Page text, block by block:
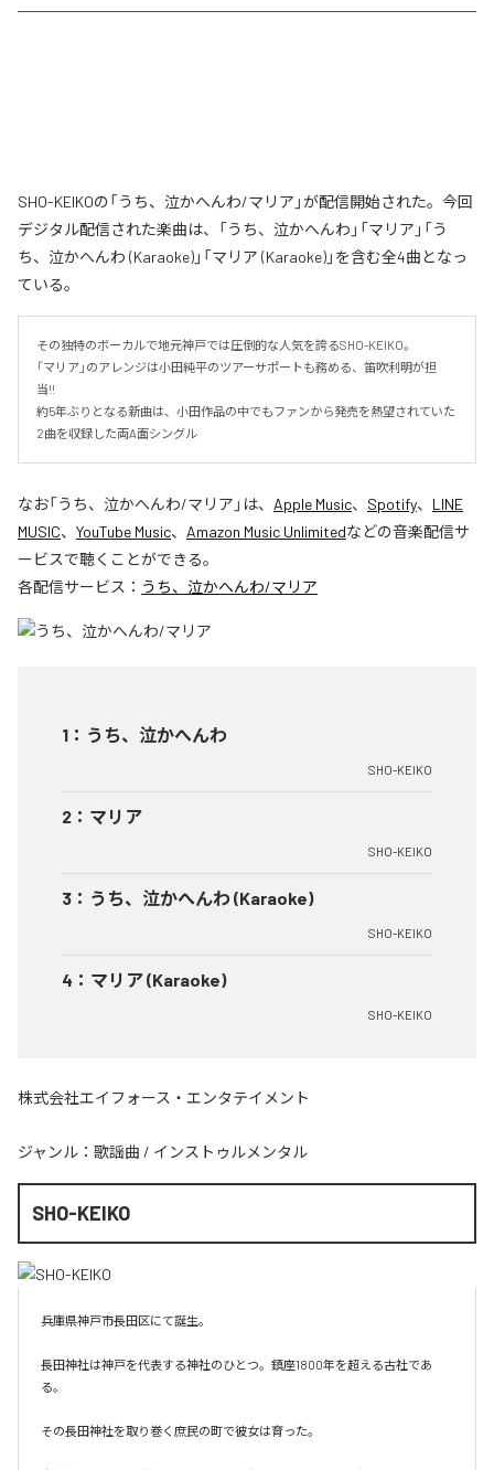
SHO-KEIKOの「うち、泣かへんわ/マリア」が配信開始された。今回
デジタル配信された楽曲は、「うち、泣かへんわ」「マリア」「う
ち、泣かへんわ (Karaoke)」「マリア (Karaoke)」を含む全4曲となっ
ている。
その独特のボーカルで地元神戸では圧倒的な人気を誇るSHO-KEIKO。
「マリア」のアレンジは小田純平のツアーサポートも務める、笛吹利明が担
当!!
約5年ぶりとなる新曲は、小田作品の中でもファンから発売を熱望されていた
2曲を収録した両A面シングル
なお「うち、泣かへんわ/マリア 」は、 Apple Music、 Spotify、 LINE
MUSIC、 YouTube Music、 Amazon Music Unlimitedなどの音楽配信サ
ービスで聴くことができる。
各配信サービス： うち、泣かへんわ/マリア
1 ： うち、泣かへんわ
SHO-KEIKO
2 ： マリア
SHO-KEIKO
3 ： うち、泣かへんわ (Karaoke)
SHO-KEIKO
4 ： マリア (Karaoke)
SHO-KEIKO
株式会社エイフォース・エンタテイメント
ジャンル： 歌謡曲 / インストゥルメンタル
SHO-KEIKO
兵庫県神戸市長田区にて誕生。
長田神社は神戸を代表する神社のひとつ。鎮座1800年を超える古社であ
る。
その長田神社を取り巻く庶民の町で彼女は育った。